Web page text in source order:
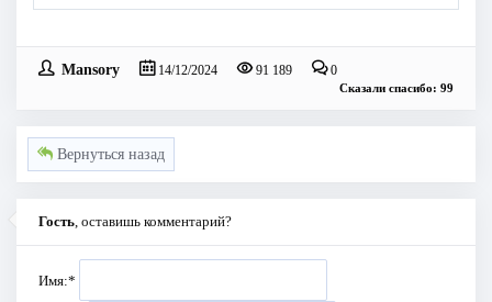
Mansory 14/12/2024 91 189 0
Сказали спасибо: 99
Вернуться назад
Гость , оставишь комментарий?
Имя:*